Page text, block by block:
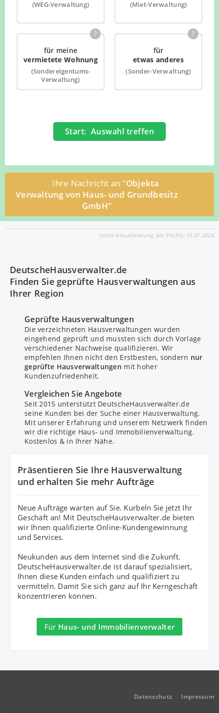
(WEG-Verwaltung) (Miet-Verwaltung)
für meine
vermietete Wohnung
(Sondereigentums-
Verwaltung)
?
für
etwas anderes
(Sonder-Verwaltung)
?
Start: Auswahl treffen
Ihre Nachricht an "Objekta
Verwaltung von Haus- und Grundbesitz
GmbH"
Nachricht senden
Mit Absenden stimmen Sie dem
letzte Aktualisierung des Profils: 15.01.2024
DeutscheHausverwalter.de
Finden Sie geprüfte Hausverwaltungen aus
Ihrer Region
Geprüfte Hausverwaltungen
Die verzeichneten Hausverwaltungen wurden
eingehend geprüft und mussten sich durch Vorlage
verschiedener Nachweise qualifizieren. Wir
empfehlen Ihnen nicht den Erstbesten, sondern nur
geprüfte Hausverwaltungen mit hoher
Kundenzufriedenheit.
Vergleichen Sie Angebote
Seit 2015 unterstützt DeutscheHausverwalter.de
seine Kunden bei der Suche einer Hausverwaltung.
Mit unserer Erfahrung und unserem Netzwerk finden
wir die richtige Haus- und Immobilienverwaltung.
Kostenlos & in Ihrer Nähe.
Präsentieren Sie Ihre Hausverwaltung
und erhalten Sie mehr Aufträge
Neue Aufträge warten auf Sie. Kurbeln Sie jetzt Ihr
Geschäft an! Mit DeutscheHausverwalter.de bieten
wir Ihnen qualifizierte Online-Kundengewinnung
und Services.
Neukunden aus dem Internet sind die Zukunft.
DeutscheHausverwalter.de ist darauf spezialisiert,
Ihnen diese Kunden einfach und qualifiziert zu
vermitteln. Damit Sie sich ganz auf Ihr Kerngeschäft
konzentrieren können.
Für Haus- und Immobilienverwalter
Datenschutz Impressum